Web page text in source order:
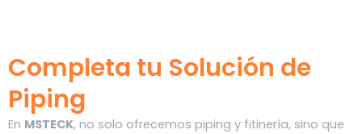
Completa tu Solución de
Piping
En MSTECK, no solo ofrecemos piping y fitinería, sino que